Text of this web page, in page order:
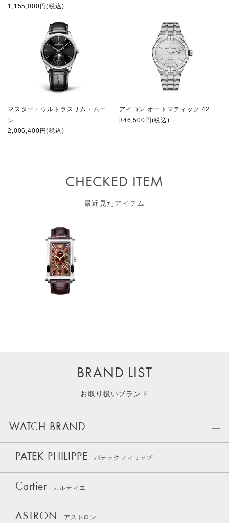
1,155,000円(税込)
マスター・ウルトラスリム・ムー
ン
2,006,400円(税込)
アイコン オートマティック 42
346,500円(税込)
CHECKED ITEM
最近見たアイテム
BRAND LIST
お取り扱いブランド
WATCH BRAND
PATEK PHILIPPE パテックフィリップ
Cartier カルティエ
ASTRON アストロン